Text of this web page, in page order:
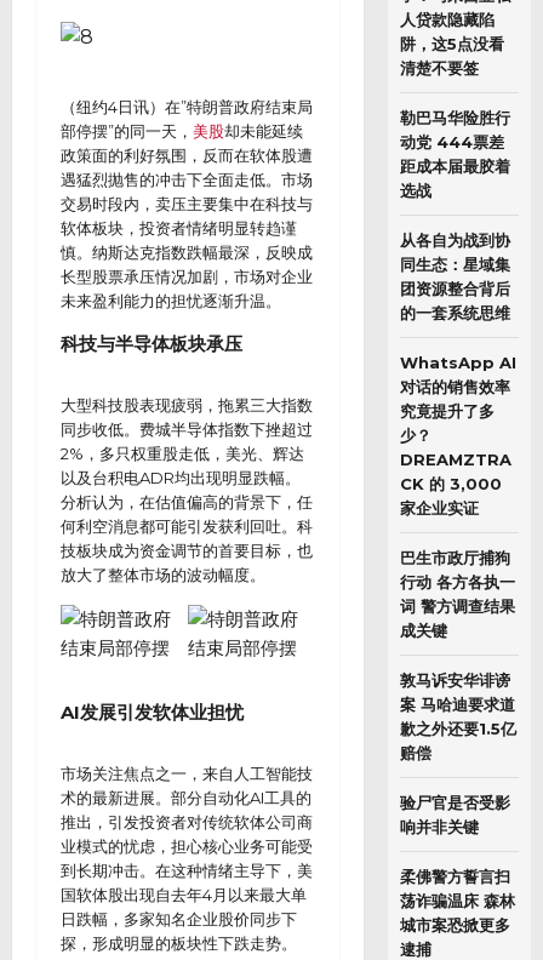
（纽约4日讯）在”特朗普政府结束局
部停摆”的同一天， 美股却未能延续
政策面的利好氛围，反而在软体股遭
遇猛烈抛售的冲击下全面走低。市场
交易时段内，卖压主要集中在科技与
软体板块，投资者情绪明显转趋谨
慎。纳斯达克指数跌幅最深，反映成
长型股票承压情况加剧，市场对企业
未来盈利能力的担忧逐渐升温。
科技与半导体板块承压
大型科技股表现疲弱，拖累三大指数
同步收低。费城半导体指数下挫超过
2%，多只权重股走低，美光、辉达
以及台积电ADR均出现明显跌幅。
分析认为，在估值偏高的背景下，任
何利空消息都可能引发获利回吐。科
技板块成为资金调节的首要目标，也
放大了整体市场的波动幅度。
AI发展引发软体业担忧
市场关注焦点之一，来自人工智能技
术的最新进展。部分自动化AI工具的
推出，引发投资者对传统软体公司商
业模式的忧虑，担心核心业务可能受
到长期冲击。在这种情绪主导下，美
国软体股出现自去年4月以来最大单
日跌幅，多家知名企业股价同步下
探，形成明显的板块性下跌走势。
人贷款隐藏陷
阱，这5点没看
清楚不要签
勒巴马华险胜行
动党 444票差
距成本届最胶着
选战
从各自为战到协
同生态：星域集
团资源整合背后
的一套系统思维
WhatsApp AI
对话的销售效率
究竟提升了多
少？
DREAMZTRA
CK 的 3,000
家企业实证
巴生市政厅捕狗
行动 各方各执一
词 警方调查结果
成关键
敦马诉安华诽谤
案 马哈迪要求道
歉之外还要1.5亿
赔偿
验尸官是否受影
响并非关键
柔佛警方誓言扫
荡诈骗温床 森林
城市案恐掀更多
逮捕